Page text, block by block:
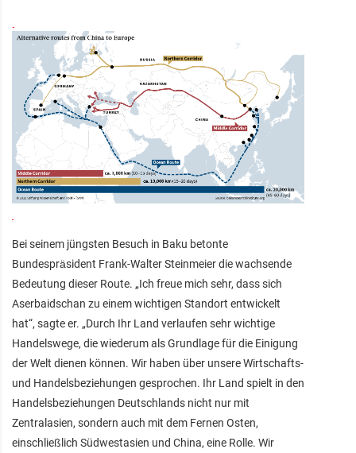
Bei seinem jüngsten Besuch in Baku betonte
Bundespräsident Frank-Walter Steinmeier die wachsende
Bedeutung dieser Route. „Ich freue mich sehr, dass sich
Aserbaidschan zu einem wichtigen Standort entwickelt
hat“, sagte er. „Durch Ihr Land verlaufen sehr wichtige
Handelswege, die wiederum als Grundlage für die Einigung
der Welt dienen können. Wir haben über unsere Wirtschafts-
und Handelsbeziehungen gesprochen. Ihr Land spielt in den
Handelsbeziehungen Deutschlands nicht nur mit
Zentralasien, sondern auch mit dem Fernen Osten,
einschließlich Südwestasien und China, eine Rolle. Wir